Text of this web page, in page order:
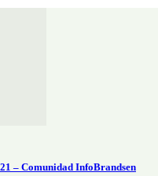
– Comunidad InfoBrandsen